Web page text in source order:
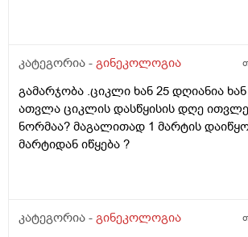
კატეგორია - გინეკოლოგია
გამარჯობა .ციკლი ხან 25 დღიანია ხან
ათვლა ციკლის დასწყისის დღე
ნორმაა? მაგალითად 1 მარტის
მარტიდან იწყება ?
კატეგორია - გინეკოლოგია